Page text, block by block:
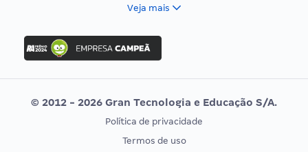
Concurso Ibama
Concurso MPU
Editais publicados
Vunesp
CONCURSOS POR PROFISSÃO
EXAME DE ORDEM
Veja mais
© 2012 - 2026 Gran Tecnologia e Educação S/A.
Política de privacidade
Termos de uso